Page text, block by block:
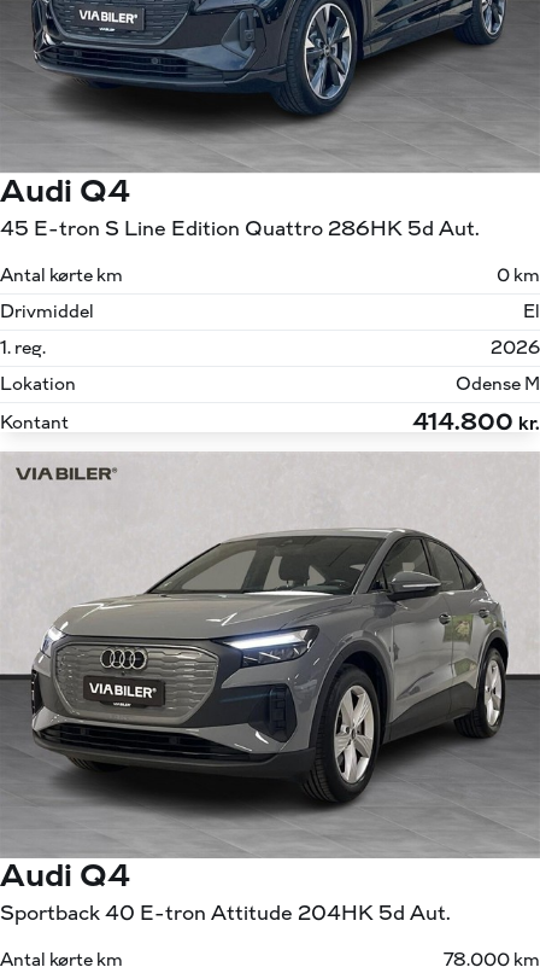
Audi Q4
45 E-tron S Line Edition Quattro 286HK 5d Aut.
Antal kørte km
0 km
Drivmiddel
El
1. reg.
2026
Lokation
Odense M
Kontant
414.800 kr.
Audi Q4
Sportback 40 E-tron Attitude 204HK 5d Aut.
Antal kørte km
78.000 km